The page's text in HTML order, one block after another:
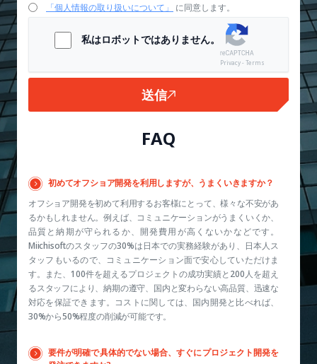
「個人情報の取り扱いについて」 に同意します。
私はロボットではありません。
Privacy - Terms
送信
FAQ
初めてオフショア開発を利用しますが、うまくいきますか？
オフショア開発を初めて利用するお客様にとって、様々な不安があ
るかもしれません。例えば、コミュニケーションがうまくいくか、
品質と納期が守られるか、開発費用が高くないかなどです。
Miichisoftのスタッフの30%は日本での実務経験があり、日本人ス
タッフもいるので、コミュニケーション面で安心していただけま
す。また、100件を超えるプロジェクトの成功実績と200人を超え
るスタッフにより、納期の遵守、国内と変わらない高品質、迅速な
対応を保証できます。コストに関しては、国内開発と比べれば、
30%から50%程度の削減が可能です。
要件が明確で具体的でない場合、すぐにプロジェクト開発を